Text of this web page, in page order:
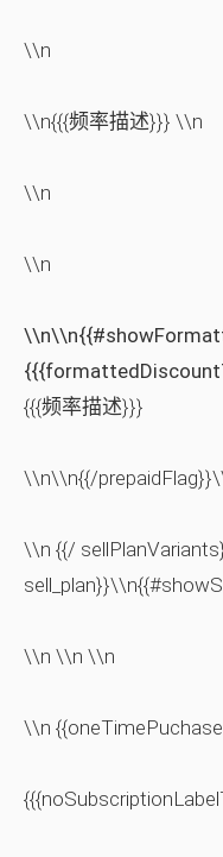
\\n
\\n{{{频率描述}}} \\n
\\n
\\n
{{{频率描述}}}
\\n\\n{{/
\\n {{/
\\n \\n \\n
\\n